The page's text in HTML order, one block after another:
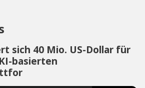
sich 40 Mio. US-Dollar für
basierten